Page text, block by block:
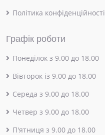
Політика конфіденційності
Графік роботи
Понеділок з 9.00 до 18.00
Вівторок із 9.00 до 18.00
Середа з 9.00 до 18.00
Четвер з 9.00 до 18.00
П'ятниця з 9.00 до 18.00